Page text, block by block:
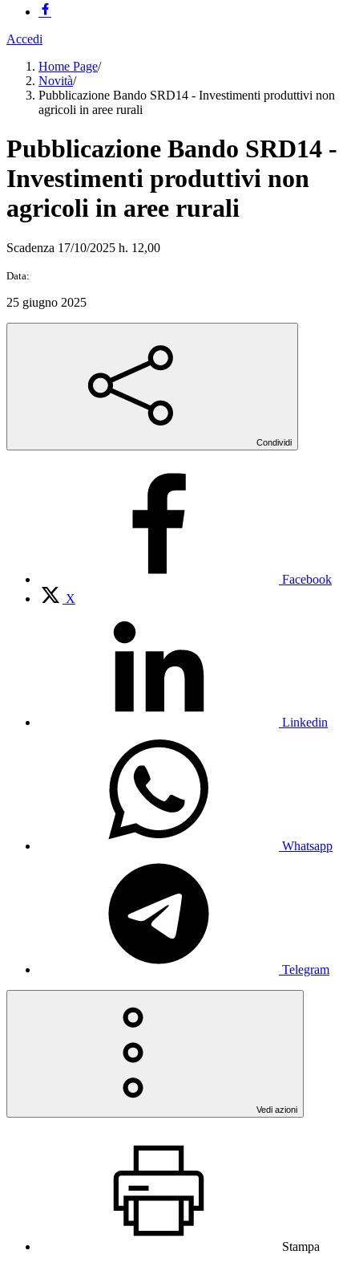
Accedi
Home Page/
Novità/
Pubblicazione Bando SRD14 - Investimenti produttivi non
agricoli in aree rurali
Pubblicazione Bando SRD14 -
Investimenti produttivi non
agricoli in aree rurali
Scadenza 17/10/2025 h. 12,00
Data:
25 giugno 2025
Condividi
Facebook
X
Linkedin
Whatsapp
Telegram
Vedi azioni
Stampa